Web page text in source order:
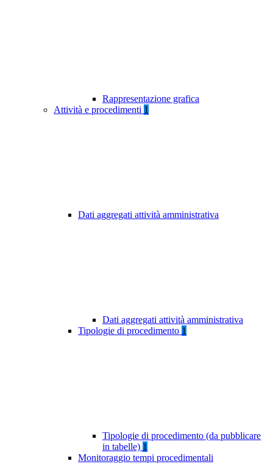
Rappresentazione grafica
Attività e procedimenti 1
Dati aggregati attività amministrativa
Dati aggregati attività amministrativa
Tipologie di procedimento 1
Tipologie di procedimento (da pubblicare
in tabelle) 1
Monitoraggio tempi procedimentali